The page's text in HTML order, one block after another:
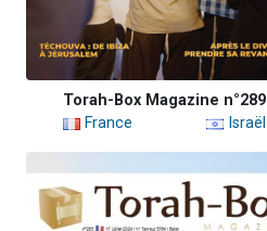
Torah-Box Magazine n°289
France
Israël